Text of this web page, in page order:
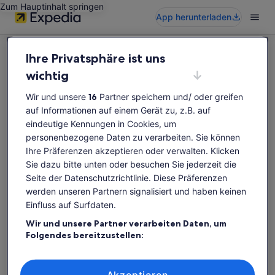
Zum Hauptinhalt springen
App herunterladen
Diese Aktivität ist leider nicht verfügbar
Bitte suche erneut nach Aktivitäten.
Erneut suchen
Ihre Privatsphäre ist uns
wichtig
Wir und unsere 16 Partner speichern und/ oder greifen
auf Informationen auf einem Gerät zu, z.B. auf
eindeutige Kennungen in Cookies, um
personenbezogene Daten zu verarbeiten. Sie können
Ihre Präferenzen akzeptieren oder verwalten. Klicken
Sie dazu bitte unten oder besuchen Sie jederzeit die
Seite der Datenschutzrichtlinie. Diese Präferenzen
werden unseren Partnern signalisiert und haben keinen
Einfluss auf Surfdaten.
Wir und unsere Partner verarbeiten Daten, um
Folgendes bereitzustellen:
Identifikation aktiv abfragen. Speichern von oder Zugriff auf